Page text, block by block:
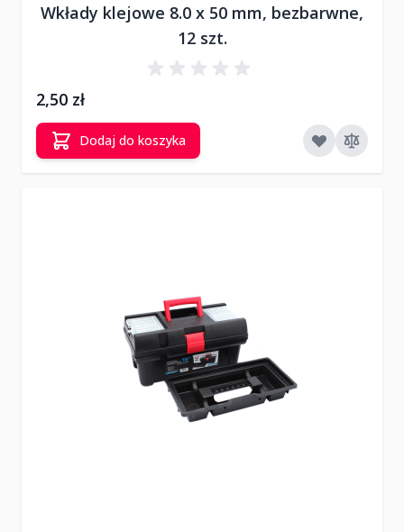
Wkłady klejowe 8.0 x 50 mm, bezbarwne,
12 szt.
2,50 zł
Dodaj do koszyka